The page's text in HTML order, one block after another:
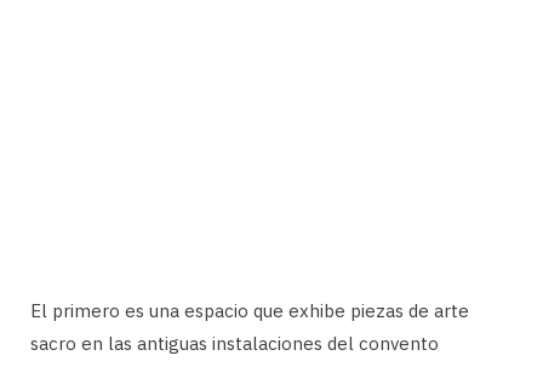
El primero es una espacio que exhibe piezas de arte
sacro en las antiguas instalaciones del convento